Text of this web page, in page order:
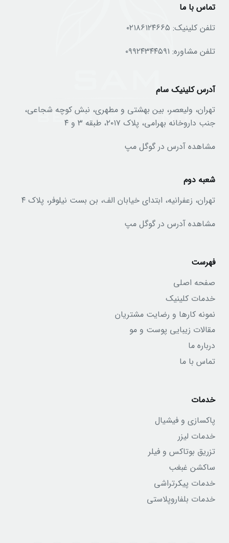
تماس با ما
تلفن کلینیک: ۰۲۱۸۶۱۲۴۶۶۵
تلفن مشاوره: ۰۹۹۲۴۳۴۴۵۹۱
آدرس کلینیک سام
تهران، ولیعصر، بین بهشتی و مطهری، نبش کوچه شجاعی،
جنب داروخانه بهرامی، پلاک ۲۰۱۷، طبقه ۳ و ۴
مشاهده آدرس در گوگل مپ
شعبه دوم
تهران، زعفرانیه، ابتدای خیابان الف، بن بست نیلوفر، پلاک ۴
مشاهده آدرس در گوگل مپ
فهرست
صفحه اصلی
خدمات کلینیک
نمونه کارها و رضایت مشتریان
مقالات زیبایی پوست و مو
درباره ما
تماس با ما
خدمات
پاکسازی و فیشیال
خدمات لیزر
تزریق بوتاکس و فیلر
ساکشن غبغب
خدمات پیکرتراشی
خدمات بلفاروپلاستی